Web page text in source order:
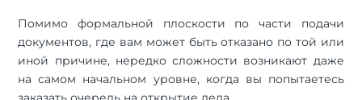
Помимо формальной плоскости по части подачи
документов, где вам может быть отказано по той или
иной причине, нередко сложности возникают даже
на самом начальном уровне, когда вы попытаетесь